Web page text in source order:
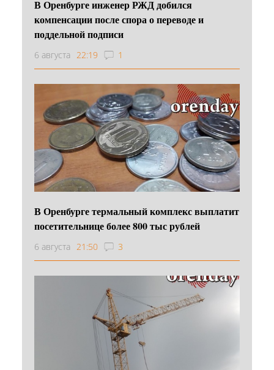
В Оренбурге инженер РЖД добился
компенсации после спора о переводе и
поддельной подписи
6 августа 22:19 1
В Оренбурге термальный комплекс выплатит
посетительнице более 800 тыс рублей
6 августа 21:50 3